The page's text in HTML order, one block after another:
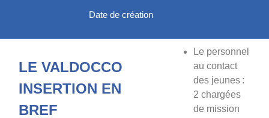
Date de création
LE VALDOCCO
INSERTION EN
BREF
Le personnel
au contact
des jeunes :
2 chargées
de mission